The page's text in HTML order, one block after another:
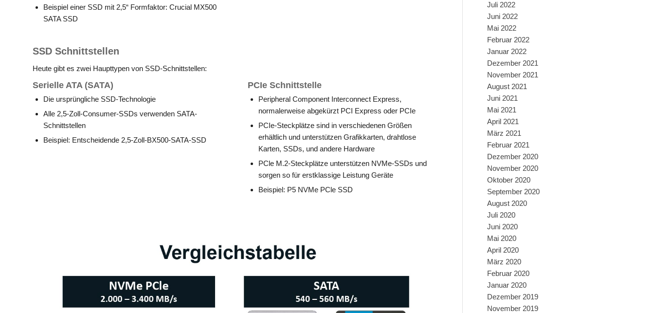
Beispiel einer SSD mit 2,5“ Formfaktor: Crucial MX500
SATA SSD
SSD Schnittstellen
Heute gibt es zwei Haupttypen von SSD-Schnittstellen:
Serielle ATA (SATA)
Die ursprüngliche SSD-Technologie
Alle 2,5-Zoll-Consumer-SSDs verwenden SATA-
Schnittstellen
Beispiel: Entscheidende 2,5-Zoll-BX500-SATA-SSD
PCIe Schnittstelle
Peripheral Component Interconnect Express,
normalerweise abgekürzt PCI Express oder PCIe
PCIe-Steckplätze sind in verschiedenen Größen
erhältlich und unterstützen Grafikkarten, drahtlose
Karten, SSDs, und andere Hardware
PCle M.2-Steckplätze unterstützen NVMe-SSDs und
sorgen so für erstklassige Leistung Geräte
Beispiel: P5 NVMe PCle SSD
Juli 2022
Juni 2022
Mai 2022
Februar 2022
Januar 2022
Dezember 2021
November 2021
August 2021
Juni 2021
Mai 2021
April 2021
März 2021
Februar 2021
Dezember 2020
November 2020
Oktober 2020
September 2020
August 2020
Juli 2020
Juni 2020
Mai 2020
April 2020
März 2020
Februar 2020
Januar 2020
Dezember 2019
November 2019